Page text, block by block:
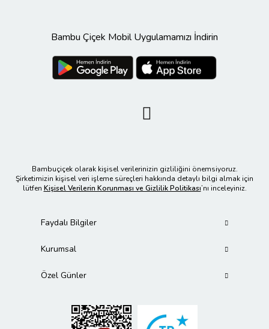
Bambu Çiçek Mobil Uygulamamızı İndirin
Bambuçiçek olarak kişisel verilerinizin gizliliğini önemsiyoruz.
Şirketimizin kişisel veri işleme süreçleri hakkında detaylı bilgi almak için
lütfen Kişisel Verilerin Korunması ve Gizlilik Politikası’nı inceleyiniz.
Faydalı Bilgiler
Kurumsal
Özel Günler